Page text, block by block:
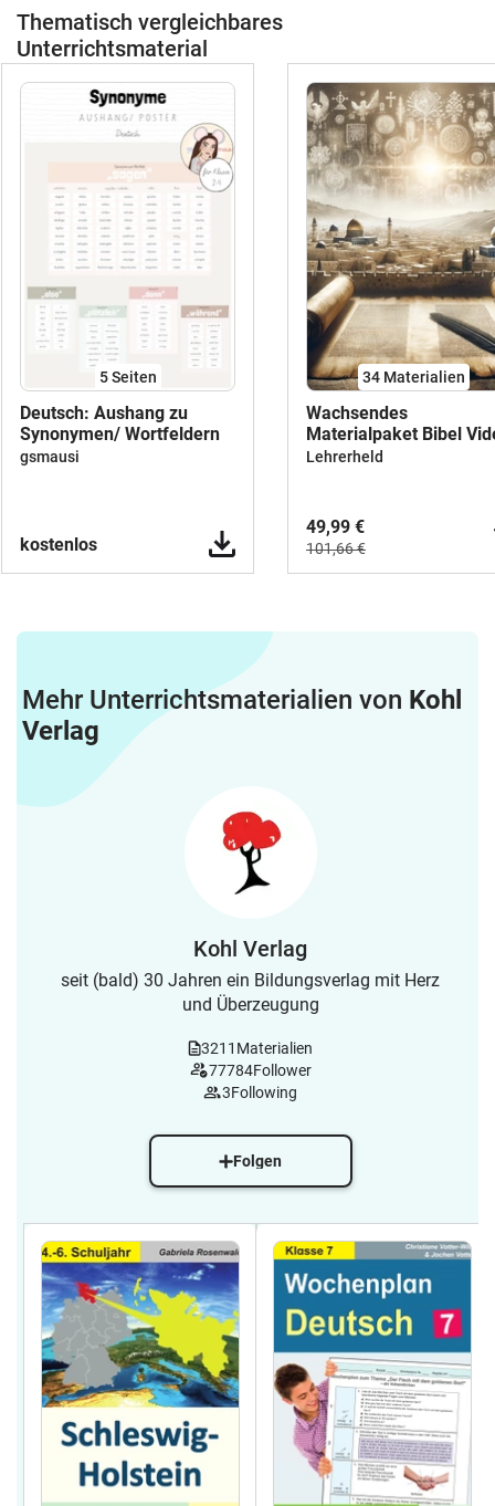
Thematisch vergleichbares
Unterrichtsmaterial
5Seiten
Deutsch: Aushang zu
Synonymen/ Wortfeldern
gsmausi
kostenlos
34 Materialien
Wachsendes
Materialpaket Bibel
Prophetie Apokalyptik
Lehrerheld
49,99 €
101,66 €
Mehr Unterrichtsmaterialien von Kohl
Verlag
Kohl Verlag
seit (bald) 30 Jahren ein Bildungsverlag mit Herz
und Überzeugung
3211 Materialien
77784Follower
3Following
Folgen